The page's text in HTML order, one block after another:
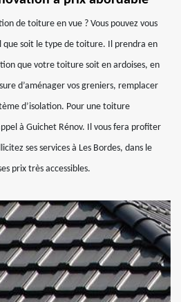
de toiture en vue ? Vous pouvez vous
que soit le type de toiture. Il prendra en
que votre toiture soit en ardoises, en
d’aménager vos greniers, remplacer
d’isolation. Pour une toiture
à Guichet Rénov. Il vous fera profiter
ses services à Les Bordes, dans le
prix très accessibles.